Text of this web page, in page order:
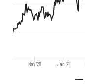
Nov '20 Jan '21